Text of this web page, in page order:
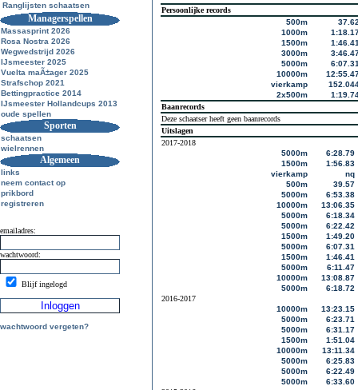
Ranglijsten schaatsen
Managerspellen
Massasprint 2026
Rosa Nostra 2026
Wegwedstrijd 2026
IJsmeester 2025
Vuelta maÃ±ager 2025
Strafschop 2021
Bettingpractice 2014
IJsmeester Hollandcups 2013
oude spellen
Sporten
schaatsen
wielrennen
Algemeen
links
neem contact op
prikbord
registreren
emailadres:
wachtwoord:
Blijf ingelogd
wachtwoord vergeten?
Persoonlijke records
500m
1000m
1500m
3000m
5000m
10000m
vierkamp
2x500m
Baanrecords
Deze schaatser heeft geen baanrecords
Uitslagen
2017-2018
5000m
6:28.79
1500m
1:56.83
vierkamp
nq
500m
39.57
5000m
6:53.38
10000m
13:06.35
5000m
6:18.34
5000m
6:22.42
1500m
1:49.20
5000m
6:07.31
1500m
1:46.41
5000m
6:11.47
10000m
13:08.87
5000m
6:18.72
2016-2017
10000m
13:23.15
5000m
6:23.71
5000m
6:31.17
1500m
1:51.04
10000m
13:11.34
5000m
6:25.83
5000m
6:22.49
5000m
6:33.60